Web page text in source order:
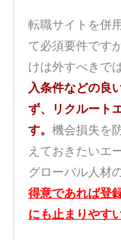
転職サイトを併
て必須要件です
けは外すべきで
入条件などの良
ず、リクルート
す。 機会損失を
えておきたいエ
グローバル人材
得意であれば登
にも止まりやす